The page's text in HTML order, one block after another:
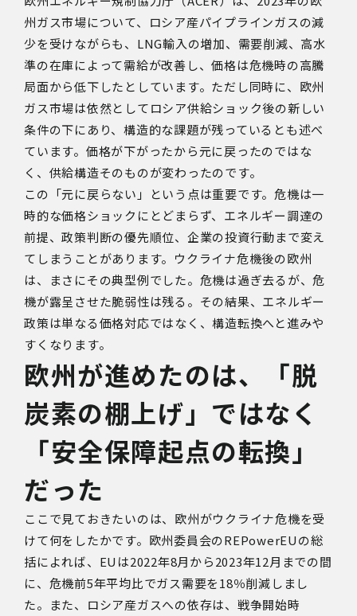
州ガス市場について、ロシア産パイプラインガスの減
少を受けながらも、 LNG輸入の増加、需要削減、高水
準の在庫によって需給が改善し、価格は危機時の高騰
局面から低下したとしています。ただし同時に、欧州
ガス市場は依然としてロシア供給ショック後の新しい
条件の下にあり、構造的な課題が残っているとも述べ
ています。価格が下がったから元に戻ったのではな
く、供給構造そのものが変わったのです。
この「元に戻らない」という点は重要です。危機は一
時的な価格ショックにとどまらず、エネルギー調達の
前提、政策判断の優先順位、企業の投資行動まで変え
てしまうことがあります。ウクライナ危機後の欧州
は、まさにその典型例でした。危機は過ぎ去るが、危
機が露呈させた脆弱性は残る。その結果、エネルギー
政策は単なる価格対応ではなく、構造転換へと進みや
すくなります。
欧州が進めたのは、「脱
炭素の棚上げ」ではなく
「安全保障起点の転換」
だった
ここで見ておきたいのは、欧州がウクライナ危機を受
けて何をしたかです。欧州委員会のREPowerEUの総
括によれば、 EU は2022年8月から2023年12月までの間
に、危機前5年平均比でガス需要を18％削減しまし
た。また、ロシア産ガスへの依存は、戦争開始時